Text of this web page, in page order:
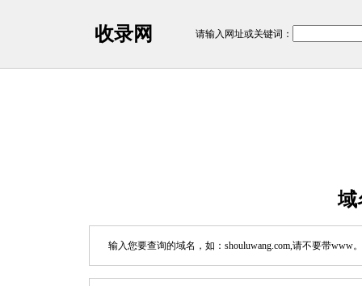
收录网 请输入网址或关键词：
域
输入您要查询的域名，如：shouluwang.com,请不要带www